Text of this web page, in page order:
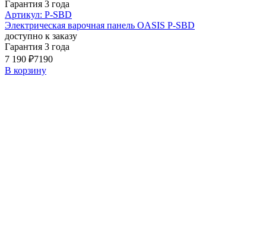
Гарантия 3 года
Артикул: P-SBD
Электрическая варочная панель OASIS P-SBD
доступно к заказу
Гарантия 3 года
7 190 ₽7190
В корзину